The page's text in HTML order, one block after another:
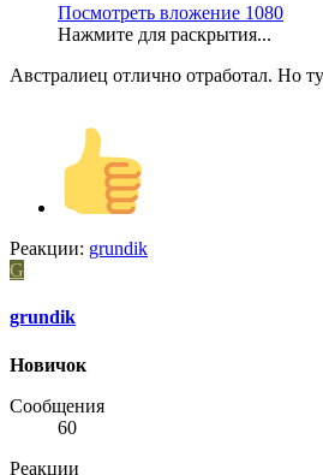
Посмотреть вложение 1080
Нажмите для раскрытия...
Австралиец отлично отработал. Но
Реакции: grundik
G
grundik
Новичок
Сообщения
60
Реакции